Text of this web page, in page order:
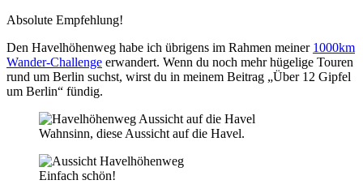
Absolute Empfehlung!
Den Havelhöhenweg habe ich übrigens im Rahmen meiner 1000km
Wander-Challenge erwandert. Wenn du noch mehr hügelige Touren
rund um Berlin suchst, wirst du in meinem Beitrag „Über 12 Gipfel
um Berlin“ fündig.
Wahnsinn, diese Aussicht auf die Havel.
Einfach schön!